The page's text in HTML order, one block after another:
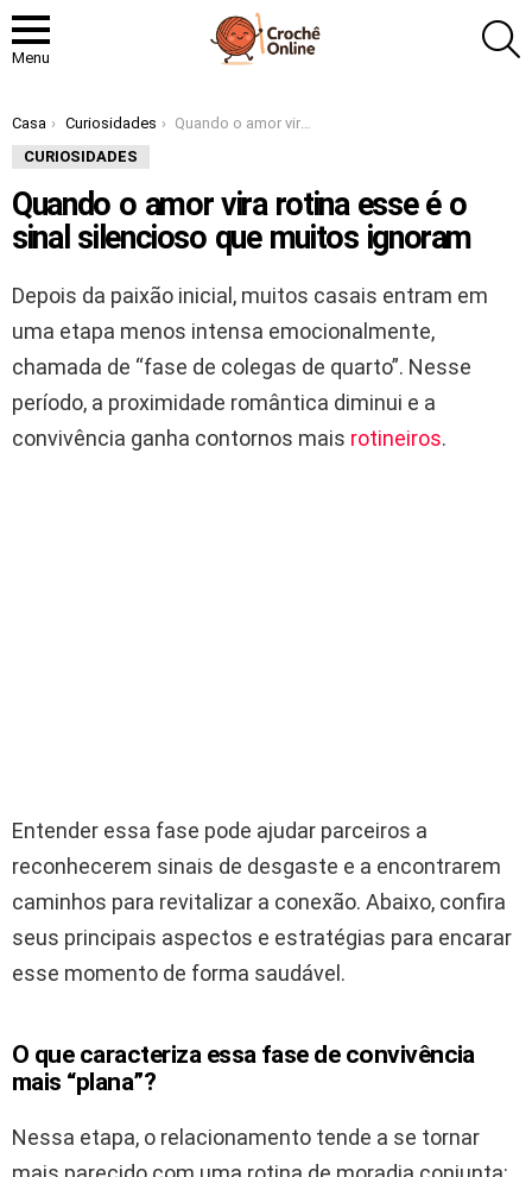
Menu
Você está aqui:
Casa Curiosidades
Quando o amor vira rotina esse é o sinal silencioso que muitos ignoram
CURIOSIDADES
Quando o amor vira rotina esse é o
sinal silencioso que muitos ignoram
Depois da paixão inicial, muitos casais entram em
uma etapa menos intensa emocionalmente,
chamada de “fase de colegas de quarto”. Nesse
período, a proximidade romântica diminui e a
convivência ganha contornos mais rotineiros.
Entender essa fase pode ajudar parceiros a
reconhecerem sinais de desgaste e a encontrarem
caminhos para revitalizar a conexão. Abaixo, confira
seus principais aspectos e estratégias para encarar
esse momento de forma saudável.
O que caracteriza essa fase de convivência
mais “plana”?
Nessa etapa, o relacionamento tende a se tornar